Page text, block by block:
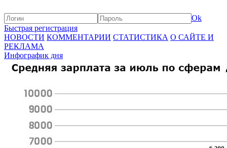
Ok
Быстрая регистрация
НОВОСТИ КОММЕНТАРИИ СТАТИСТИКА О САЙТЕ И
РЕКЛАМА
Инфографик дня